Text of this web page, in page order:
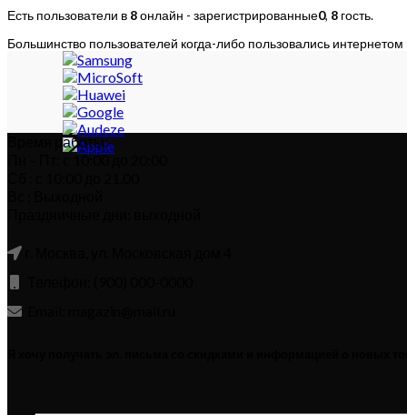
Есть пользователи в 8онлайн - зарегистрированные0, 8 гость.
Большинство пользователей когда-либо пользовались интернетом
Время работы:
Пн – Пт: с 10:00 до 20:00